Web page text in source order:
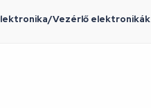
Vezérlő elektronikák